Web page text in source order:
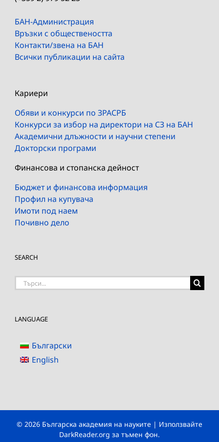
БАН-Администрация
Връзки с обществеността
Контакти/звена на БАН
Всички публикации на сайта
Кариери
Обяви и конкурси по ЗРАСРБ
Конкурси за избор на директори на СЗ на БАН
Академични длъжности и научни степени
Докторски програми
Финансова и стопанска дейност
Бюджет и финансова информация
Профил на купувача
Имоти под наем
Почивно дело
SEARCH
Търсене
LANGUAGE
Български
English
© 2026 Българска академия на науките | Използвайте
DarkReader.org за тъмен фон.